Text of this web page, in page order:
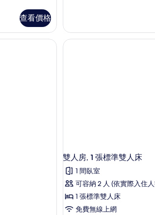
查看價格
所
有
Bed
Mixed
Dorm
遮光布/窗簾、免費無線上網、床單
雙人房, 1 張標準雙人床
1 間臥室
可容納 2 人 (依實際入住
1 張標準雙人床
免費無線上網